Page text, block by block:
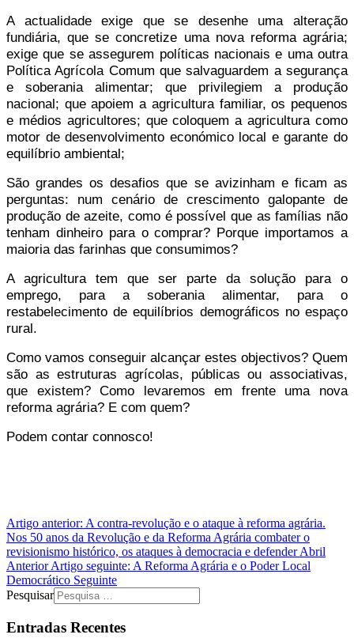
A actualidade exige que se desenhe uma alteração
fundiária, que se concretize uma nova reforma agrária;
exige que se assegurem políticas nacionais e uma outra
Política Agrícola Comum que salvaguardem a segurança
e soberania alimentar; que privilegiem a produção
nacional; que apoiem a agricultura familiar, os pequenos
e médios agricultores; que coloquem a agricultura como
motor de desenvolvimento económico local e garante do
equilíbrio ambiental;
São grandes os desafios que se avizinham e ficam as
perguntas: num cenário de crescimento galopante de
produção de azeite, como é possível que as famílias não
tenham dinheiro para o comprar? Porque importamos a
maioria das farinhas que consumimos?
A agricultura tem que ser parte da solução para o
emprego, para a soberania alimentar, para o
restabelecimento de equilíbrios demográficos no espaço
rural.
Como vamos conseguir alcançar estes objectivos? Quem
são as estruturas agrícolas, públicas ou associativas,
que existem? Como levaremos em frente uma nova
reforma agrária? E com quem?
Podem contar connosco!
Artigo anterior: A contra-revolução e o ataque à reforma agrária.
Nos 50 anos da Revolução e da Reforma Agrária combater o
revisionismo histórico, os ataques à democracia e defender Abril
Anterior Artigo seguinte: A Reforma Agrária e o Poder Local
Democrático Seguinte
Pesquisar
Entradas Recentes